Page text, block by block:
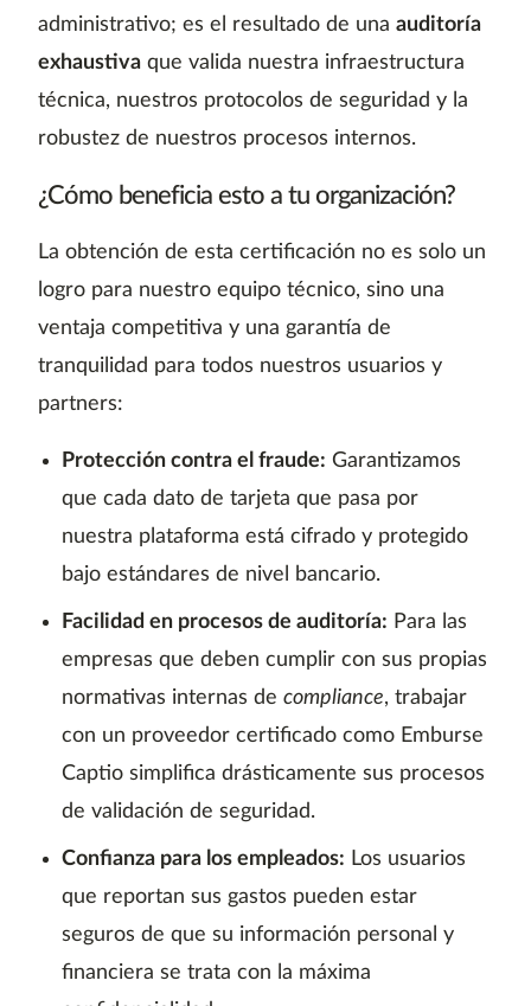
administrativo; es el resultado de una auditoría
exhaustiva que valida nuestra infraestructura
técnica, nuestros protocolos de seguridad y la
robustez de nuestros procesos internos.
¿Cómo beneficia esto a tu organización?
La obtención de esta certificación no es solo un
logro para nuestro equipo técnico, sino una
ventaja competitiva y una garantía de
tranquilidad para todos nuestros usuarios y
partners:
Protección contra el fraude: Garantizamos
que cada dato de tarjeta que pasa por
nuestra plataforma está cifrado y protegido
bajo estándares de nivel bancario.
Facilidad en procesos de auditoría: Para las
empresas que deben cumplir con sus propias
normativas internas de compliance, trabajar
con un proveedor certificado como Emburse
Captio simplifica drásticamente sus procesos
de validación de seguridad.
Confianza para los empleados: Los usuarios
que reportan sus gastos pueden estar
seguros de que su información personal y
financiera se trata con la máxima